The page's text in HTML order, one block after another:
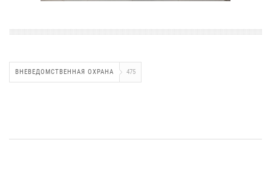
ВНЕВЕДОМСТВЕННАЯ ОХРАНА 475